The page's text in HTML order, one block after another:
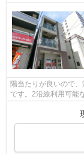
陽当たりが良いので
です。2沿線利用可能